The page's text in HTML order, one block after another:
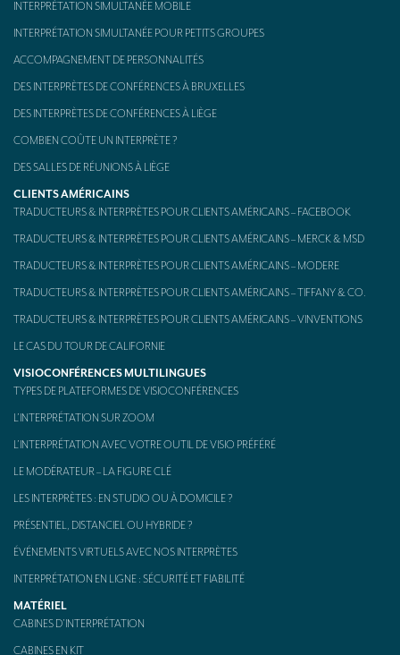
INTERPRÉTATION SIMULTANÉE MOBILE
INTERPRÉTATION SIMULTANÉE POUR PETITS GROUPES
ACCOMPAGNEMENT DE PERSONNALITÉS
DES INTERPRÈTES DE CONFÉRENCES À BRUXELLES
DES INTERPRÈTES DE CONFÉRENCES À LIÈGE
COMBIEN COÛTE UN INTERPRÈTE ?
DES SALLES DE RÉUNIONS À LIÈGE
CLIENTS AMÉRICAINS
TRADUCTEURS & INTERPRÈTES POUR CLIENTS AMÉRICAINS – FACEBOOK
TRADUCTEURS & INTERPRÈTES POUR CLIENTS AMÉRICAINS – MERCK & MSD
TRADUCTEURS & INTERPRÈTES POUR CLIENTS AMÉRICAINS – MODERE
TRADUCTEURS & INTERPRÈTES POUR CLIENTS AMÉRICAINS – TIFFANY & CO.
TRADUCTEURS & INTERPRÈTES POUR CLIENTS AMÉRICAINS – VINVENTIONS
LE CAS DU TOUR DE CALIFORNIE
VISIOCONFÉRENCES MULTILINGUES
TYPES DE PLATEFORMES DE VISIOCONFÉRENCES
L’INTERPRÉTATION SUR ZOOM
L’INTERPRÉTATION AVEC VOTRE OUTIL DE VISIO PRÉFÉRÉ
LE MODÉRATEUR – LA FIGURE CLÉ
LES INTERPRÈTES : EN STUDIO OU À DOMICILE ?
PRÉSENTIEL, DISTANCIEL OU HYBRIDE ?
ÉVÉNEMENTS VIRTUELS AVEC NOS INTERPRÈTES
INTERPRÉTATION EN LIGNE : SÉCURITÉ ET FIABILITÉ
MATÉRIEL
CABINES D’INTERPRÉTATION
CABINES EN KIT